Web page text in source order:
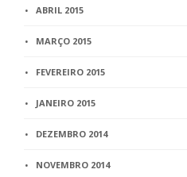
ABRIL 2015
MARÇO 2015
FEVEREIRO 2015
JANEIRO 2015
DEZEMBRO 2014
NOVEMBRO 2014